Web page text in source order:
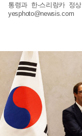
통령과 한-스리랑카 정
yesphoto@newsis.com